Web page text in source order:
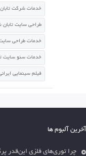
خدمات شرکت تابان
طراحی سایت تابان
خدمات طراحی
خدمات سئو سایت
فیلم سینمایی
آخرین آلبوم ها
چرا توری‌های فلزی این‌قدر